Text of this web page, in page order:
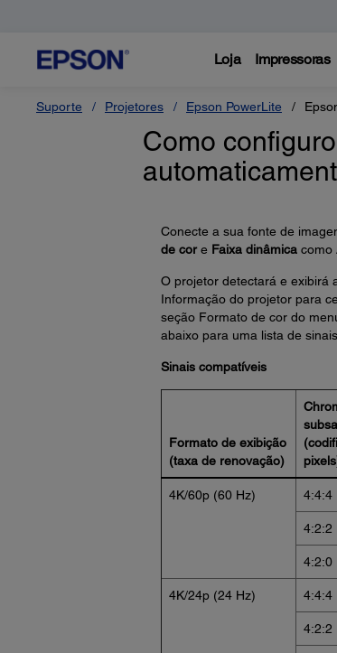
Loja Impressoras
Suporte Projetores Epson PowerLite
Como
Conecte a sua fonte de
de core Faixa dinâmicacomo
O projetor detectará e exibirá
Informação do projetor para
seção Formato de cor do
abaixo para uma lista de
Sinais compatíveis
Formato de exibição
(taxa de renovação)
4K/60p (60 Hz) 4:4:4
4:2:2
4:2:0
4K/24p (24 Hz) 4:4:4
4:2:2